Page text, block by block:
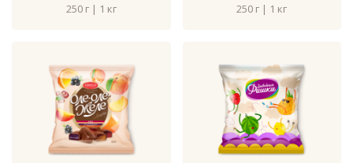
250 г | 1 кг 250 г | 1 кг